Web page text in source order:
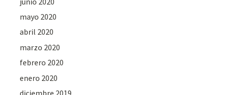
mayo 2020
abril 2020
marzo 2020
febrero 2020
enero 2020
diciembre 2019